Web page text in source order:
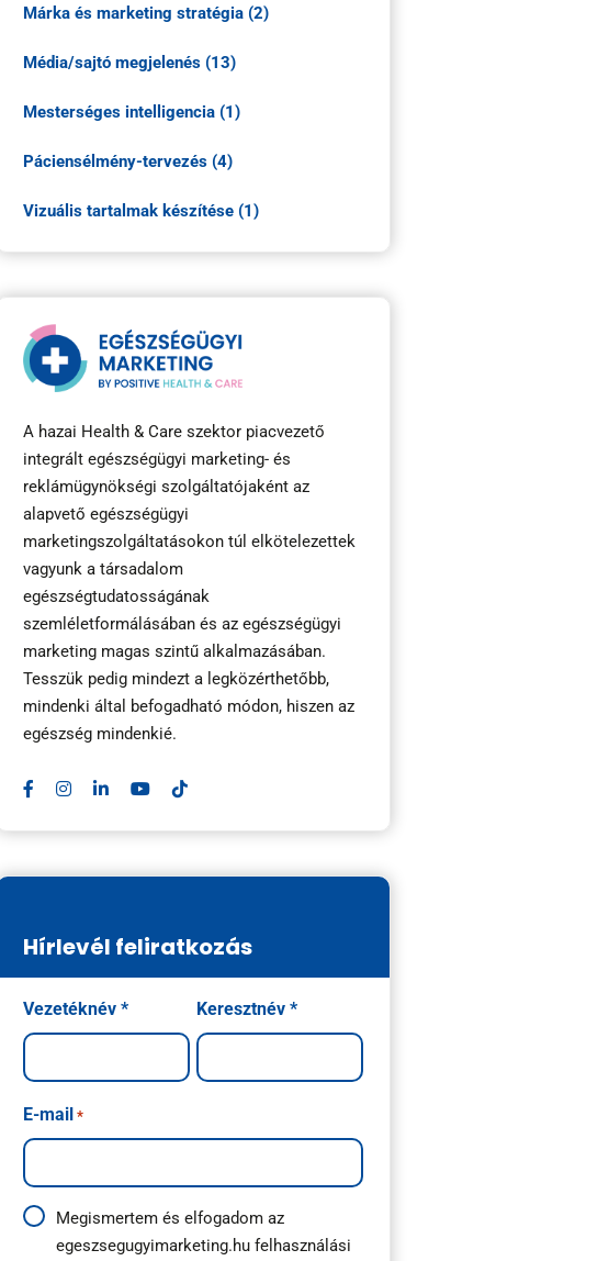
Márka és marketing stratégia (2)
Média/sajtó megjelenés (13)
Mesterséges intelligencia (1)
Páciensélmény-tervezés (4)
Vizuális tartalmak készítése (1)
A hazai Health & Care szektor piacvezető
integrált egészségügyi marketing- és
reklámügynökségi szolgáltatójaként az
alapvető egészségügyi
marketingszolgáltatásokon túl elkötelezettek
vagyunk a társadalom
egészségtudatosságának
szemléletformálásában és az egészségügyi
marketing magas szintű alkalmazásában.
Tesszük pedig mindezt a legközérthetőbb,
mindenki által befogadható módon, hiszen az
egészség mindenkié.
Hírlevél feliratkozás
Név
*
Vezetéknév * Keresztnév *
E-mail *
Adatkezelési
útmutató
Megismertem és elfogadom az
egeszsegugyimarketing.hufelhasználási